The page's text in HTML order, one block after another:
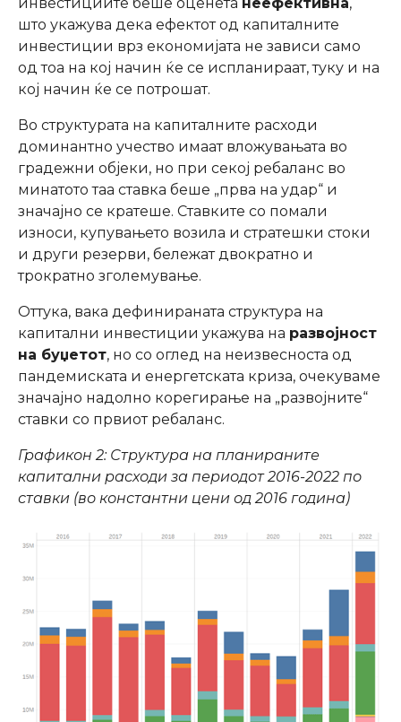
инвестициите беше оценета неефективна,
што укажува дека ефектот од капиталните
инвестиции врз економијата не зависи само
од тоа на кој начин ќе се испланираат, туку и на
кој начин ќе се потрошат.
Во структурата на капиталните расходи
доминантно учество имаат вложувањата во
градежни објеки, но при секој ребаланс во
минатото таа ставка беше „прва на удар“ и
значајно се кратеше. Ставките со помали
износи, купувањето возила и стратешки стоки
и други резерви, бележат двократно и
трократно зголемување.
Оттука, вака дефинираната структура на
капитални инвестиции укажува на развојност
на буџетот, но со оглед на неизвесноста од
пандемиската и енергетската криза, очекуваме
значајно надолно корегирање на „развојните“
ставки со првиот ребаланс.
Графикон2: Структура на планираните
капитални расходи за периодот 2016-2022 по
ставки (во константни цени од 2016 година)